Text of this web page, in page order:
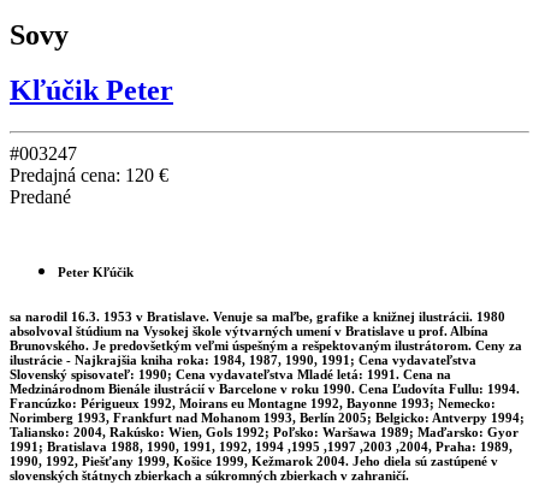
Sovy
Kľúčik Peter
#003247
Predajná cena: 120 €
Predané
Peter Kľúčik
sa narodil 16.3. 1953 v Bratislave. Venuje sa maľbe, grafike a knižnej ilustrácii. 1980
absolvoval štúdium na Vysokej škole výtvarných umení v Bratislave u prof. Albína
Brunovského. Je predovšetkým veľmi úspešným a rešpektovaným ilustrátorom. Ceny za
ilustrácie - Najkrajšia kniha roka: 1984, 1987, 1990, 1991; Cena vydavateľstva
Slovenský spisovateľ: 1990; Cena vydavateľstva Mladé letá: 1991. Cena na
Medzinárodnom Bienále ilustrácií v Barcelone v roku 1990. Cena Ľudovíta Fullu: 1994.
Francúzko: Périgueux 1992, Moirans eu Montagne 1992, Bayonne 1993; Nemecko:
Norimberg 1993, Frankfurt nad Mohanom 1993, Berlín 2005; Belgicko: Antverpy 1994;
Taliansko: 2004, Rakúsko: Wien, Gols 1992; Poľsko: Waršawa 1989; Maďarsko: Gyor
1991; Bratislava 1988, 1990, 1991, 1992, 1994 ,1995 ,1997 ,2003 ,2004, Praha: 1989,
1990, 1992, Piešťany 1999, Košice 1999, Kežmarok 2004. Jeho diela sú zastúpené v
slovenských štátnych zbierkach a súkromných zbierkach v zahraničí.